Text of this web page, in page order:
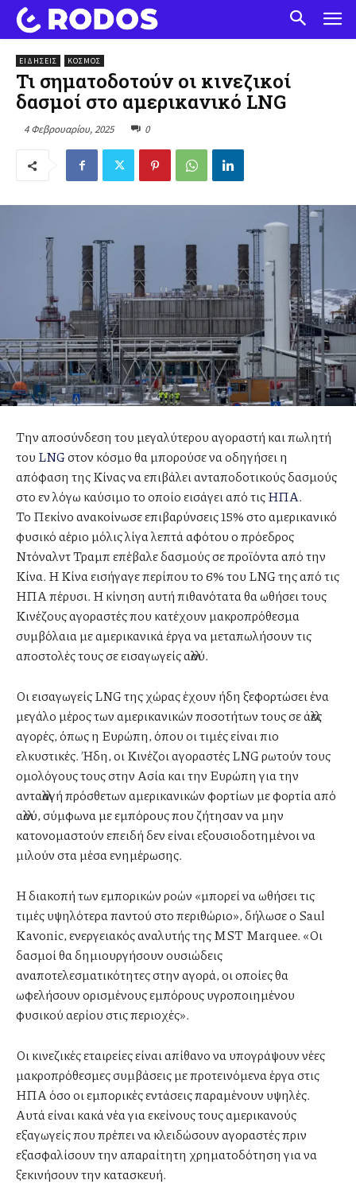
ΕΙΔΗΣΕΙΣ ΚΌΣΜΟΣ
Τι σηματοδοτούν οι κινεζικοί
δασμοί στο αμερικανικό LNG
4 Φεβρουαρίου, 2025 0
Την αποσύνδεση του μεγαλύτερου αγοραστή και πωλητή
του LNGστον κόσμο θα μπορούσε να οδηγήσει η
απόφαση της Κίνας να επιβάλει ανταποδοτικούς δασμούς
στο εν λόγω καύσιμο το οποίο εισάγει από τιςΗΠΑ.
Το Πεκίνο ανακοίνωσε επιβαρύνσεις 15% στο αμερικανικό
φυσικό αέριο μόλις λίγα λεπτά αφότου ο πρόεδρος
Ντόναλντ Τραμπ επέβαλε δασμούς σε προϊόντα από την
Κίνα. Η Κίνα εισήγαγε περίπου το 6% του LNG της από τις
ΗΠΑ πέρυσι. Η κίνηση αυτή πιθανότατα θα ωθήσει τους
Κινέζους αγοραστές που κατέχουν μακροπρόθεσμα
συμβόλαια με αμερικανικά έργα να μεταπωλήσουν τις
αποστολές τους σε εισαγωγείς αλλού.
Οι εισαγωγείς LNG της χώρας έχουν ήδη ξεφορτώσει ένα
μεγάλο μέρος των αμερικανικών ποσοτήτων τους σε άλλες
αγορές, όπως η Ευρώπη, όπου οι τιμές είναι πιο
ελκυστικές. Ήδη, οι Κινέζοι αγοραστές LNG ρωτούν τους
ομολόγους τους στην Ασία και την Ευρώπη για την
ανταλλαγή πρόσθετων αμερικανικών φορτίων με φορτία από
αλλού, σύμφωνα με εμπόρους που ζήτησαν να μην
κατονομαστούν επειδή δεν είναι εξουσιοδοτημένοι να
μιλούν στα μέσα ενημέρωσης.
Η διακοπή των εμπορικών ροών «μπορεί να ωθήσει τις
τιμές υψηλότερα παντού στο περιθώριο», δήλωσε ο Saul
Kavonic, ενεργειακός αναλυτής της MST Marquee. «Οι
δασμοί θα δημιουργήσουν ουσιώδεις
αναποτελεσματικότητες στην αγορά, οι οποίες θα
ωφελήσουν ορισμένους εμπόρους υγροποιημένου
φυσικού αερίου στις περιοχές».
Οι κινεζικές εταιρείες είναι απίθανο να υπογράψουν νέες
μακροπρόθεσμες συμβάσεις με προτεινόμενα έργα στις
ΗΠΑ όσο οι εμπορικές εντάσεις παραμένουν υψηλές.
Αυτά είναι κακά νέα για εκείνους τους αμερικανούς
εξαγωγείς που πρέπει να κλειδώσουν αγοραστές πριν
εξασφαλίσουν την απαραίτητη χρηματοδότηση για να
ξεκινήσουν την κατασκευή.